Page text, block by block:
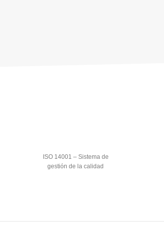
ISO 14001 – Sistema de
gestión de la calidad